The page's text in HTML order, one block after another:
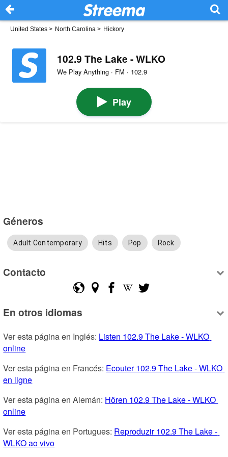
United States > North Carolina > Hickory
102.9 The Lake - WLKO
We Play Anything · FM · 102.9
Play
Géneros
Adult Contemporary Hits Pop Rock
Contacto
En otros idiomas
Ver esta página en Inglés: Listen 102.9 The Lake - WLKO
online
Ver esta página en Francés: Ecouter 102.9 The Lake - WLKO
en ligne
Ver esta página en Alemán: Hören 102.9 The Lake - WLKO
online
Ver esta página en Portugues: Reproduzir 102.9 The Lake -
WLKO ao vivo